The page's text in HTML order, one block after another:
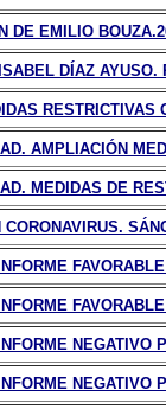
DE EMILIO
DÍAZ AYUSO.
RESTRICTIVAS
AMPLIACIÓN
MEDIDAS DE
NEGATIVO
NEGATIVO